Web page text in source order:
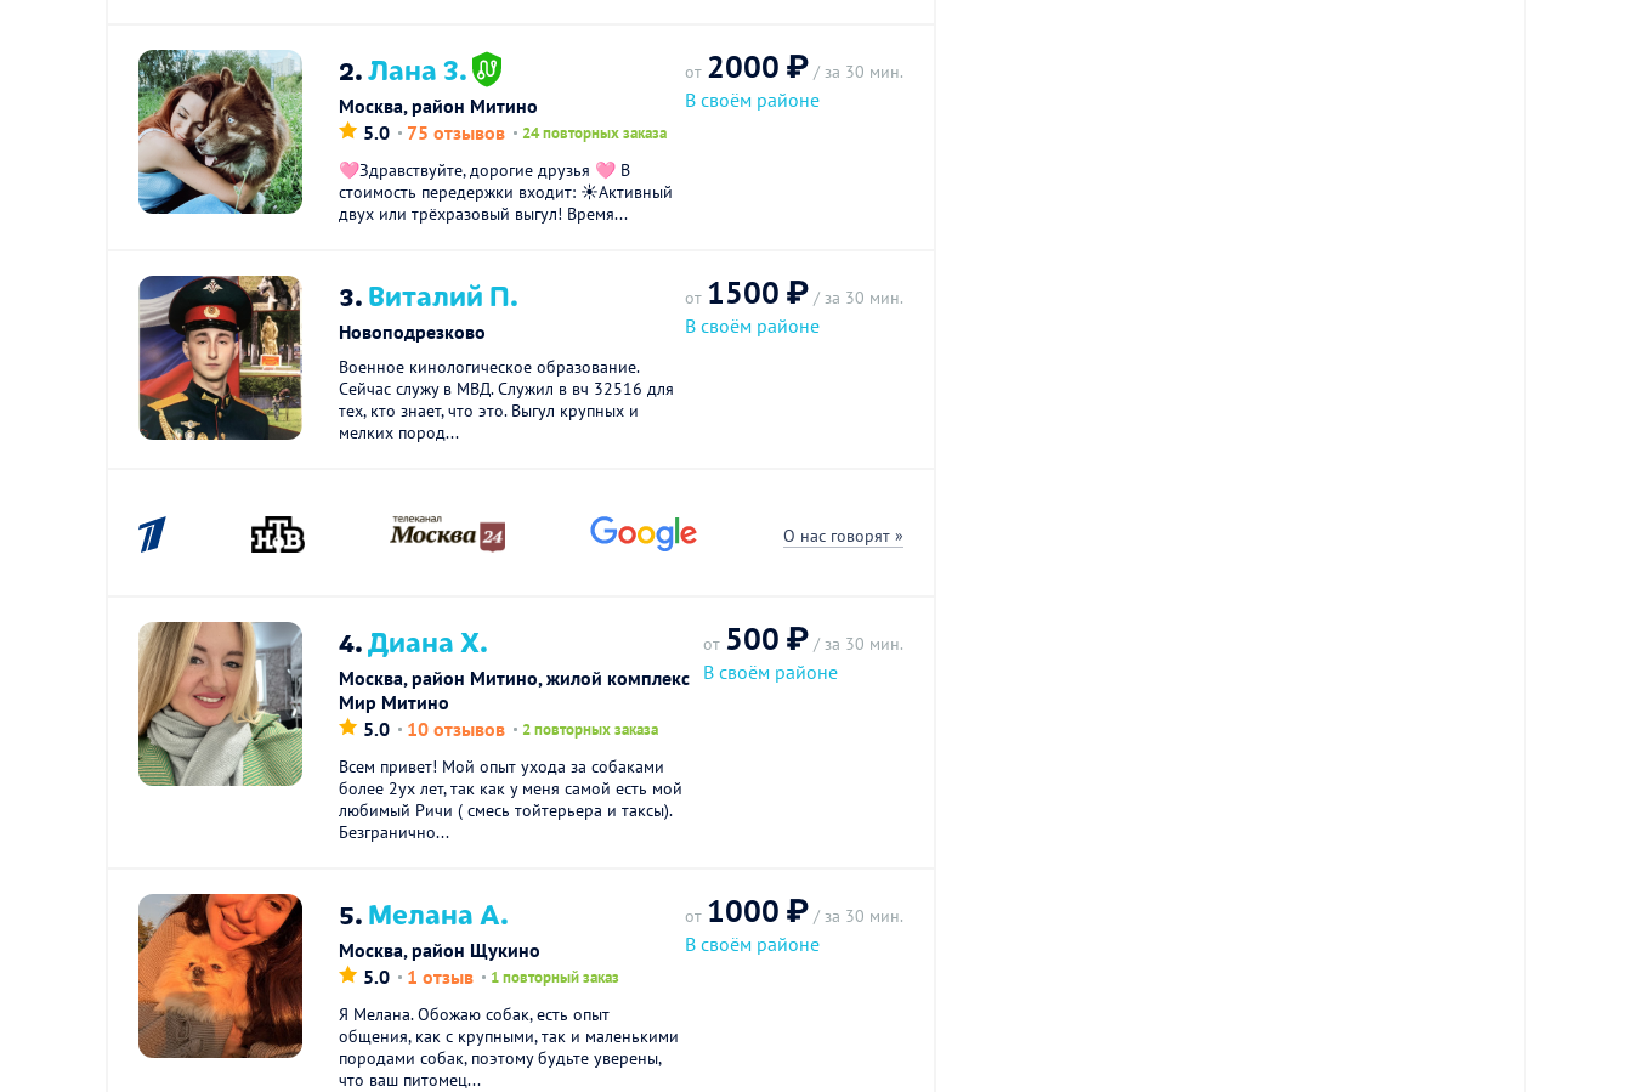
2.Лана З.
Москва, район Митино
5.0
75 отзывов 24 повторных заказа
🩷Здравствуйте, дорогие друзья 🩷 В
стоимость передержки входит: ☀️Активный
двух или трёхразовый выгул! Время...
от 2000 ₽ / за 30 мин.
В своём районе
3.Виталий П.
Новоподрезково
Военное кинологическое образование.
Сейчас служу в МВД. Служил в вч 32516 для
тех, кто знает, что это. Выгул крупных и
мелких пород...
от 1500 ₽ / за 30 мин.
В своём районе
О нас говорят »
4.Диана Х.
Москва, район Митино, жилой комплекс
Мир Митино
5.0
10 отзывов 2 повторных заказа
Всем привет! Мой опыт ухода за собаками
более 2ух лет, так как у меня самой есть мой
любимый Ричи ( смесь тойтерьера и таксы).
Безгранично...
от 500 ₽ / за 30 мин.
В своём районе
5.Мелана А.
Москва, район Щукино
5.0
1 отзыв 1 повторный заказ
Я Мелана. Обожаю собак, есть опыт
общения, как с крупными, так и маленькими
породами собак, поэтому будьте уверены,
что ваш питомец...
от 1000 ₽ / за 30 мин.
В своём районе